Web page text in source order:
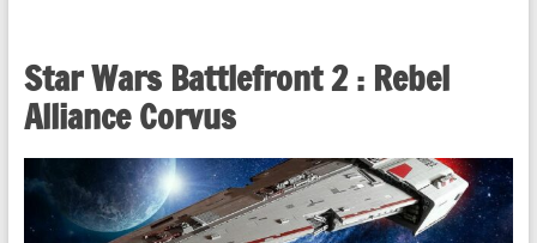
Star Wars Battlefront 2 : Rebel
Alliance Corvus